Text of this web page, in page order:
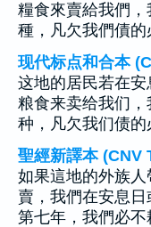
糧食來賣給我們
種，凡欠我們債的
现代标点和合本
这地的居民若在
粮食来卖给我们
种，凡欠我们债的
聖經新譯本 (CNV
如果這地的外族
賣，我們在安息
第七年，我們必不